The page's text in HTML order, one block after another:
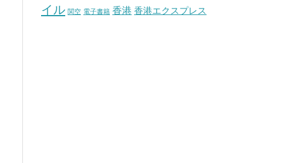
イル 関空 電子書籍 香港 香港エクスプレス